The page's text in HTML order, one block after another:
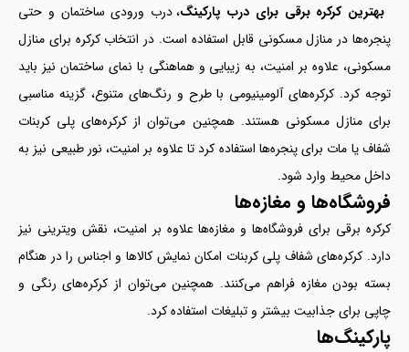
بهترین کرکره برقی برای درب پارکینگ، درب ورودی ساختمان و حتی
پنجره‌ها در منازل مسکونی قابل استفاده است. در انتخاب کرکره برای منازل
مسکونی، علاوه بر امنیت، به زیبایی و هماهنگی با نمای ساختمان نیز باید
توجه کرد. کرکره‌های آلومینیومی با طرح و رنگ‌های متنوع، گزینه مناسبی
برای منازل مسکونی هستند. همچنین می‌توان از کرکره‌های پلی کربنات
شفاف یا مات برای پنجره‌ها استفاده کرد تا علاوه بر امنیت، نور طبیعی نیز به
داخل محیط وارد شود.
فروشگاه‌ها و مغازه‌ها
کرکره برقی برای فروشگاه‌ها و مغازه‌ها علاوه بر امنیت، نقش ویترینی نیز
دارد. کرکره‌های شفاف پلی کربنات امکان نمایش کالاها و اجناس را در هنگام
بسته بودن مغازه فراهم می‌کنند. همچنین می‌توان از کرکره‌های رنگی و
چاپی برای جذابیت بیشتر و تبلیغات استفاده کرد.
پارکینگ‌ها